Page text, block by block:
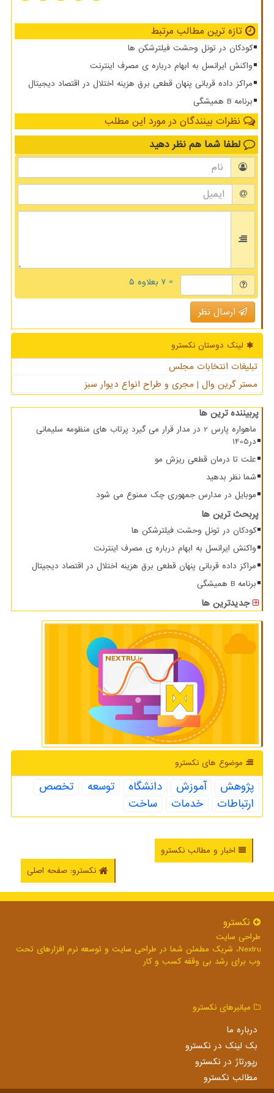
تازه ترین مطالب مرتبط
کودکان در تونل وحشت فیلترشکن ها
واکنش ایرانسل به ابهام درباره ی مصرف اینترنت
مراکز داده قربانی پنهان قطعی برق هزینه اختلال در اقتصاد دیجیتال
برنامه B همیشگی
نظرات بینندگان در مورد این مطلب
لطفا شما هم نظر دهید
= ۷ بعلاوه ۵
ارسال نظر
لینک دوستان نكسترو
تبلیغات انتخابات مجلس
مستر گرین وال | مجری و طراح انواع دیوار سبز
پربیننده ترین ها
ماهواره پارس 2 در مدار قرار می گیرد پرتاب های منظومه سلیمانی
در1405
علت تا درمان قطعی ریزش مو
شما نظر بدهید
موبایل در مدارس جمهوری چک ممنوع می شود
پربحث ترین ها
کودکان در تونل وحشت فیلترشکن ها
واکنش ایرانسل به ابهام درباره ی مصرف اینترنت
مراکز داده قربانی پنهان قطعی برق هزینه اختلال در اقتصاد دیجیتال
برنامه B همیشگی
جدیدترین ها
موضوع های نكسترو
پژوهش آموزش دانشگاه توسعه
تخصص
ارتباطات
خدمات ساخت
اخبار و مطالب نکسترو
نکسترو: صفحه اصلی
نكسترو
طراحی سایت
Nextru، شریک مطمئن شما در طراحی سایت و توسعه نرم افزارهای تحت
وب برای رشد بی وقفه کسب و کار
میانبرهای نكسترو
درباره ما
بک لینک در نكسترو
رپورتاژ در نكسترو
مطالب نكسترو